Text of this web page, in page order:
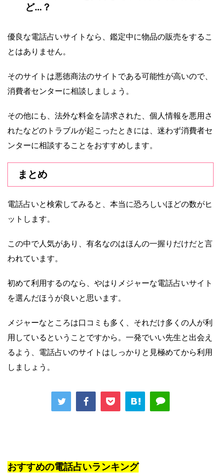
ど…？
優良な電話占いサイトなら、鑑定中に物品の販売をするこ
とはありません。
そのサイトは悪徳商法のサイトである可能性が高いので、
消費者センターに相談しましょう。
その他にも、法外な料金を請求された、個人情報を悪用さ
れたなどのトラブルが起こったときには、迷わず消費者セ
ンターに相談することをおすすめします。
まとめ
電話占いと検索してみると、本当に恐ろしいほどの数がヒ
ットします。
この中で人気があり、有名なのはほんの一握りだけだと言
われています。
初めて利用するのなら、やはりメジャーな電話占いサイト
を選んだほうが良いと思います。
メジャーなところは口コミも多く、それだけ多くの人が利
用しているということですから。一発でいい先生と出会え
るよう、電話占いのサイトはしっかりと見極めてから利用
しましょう。
おすすめの電話占いランキング